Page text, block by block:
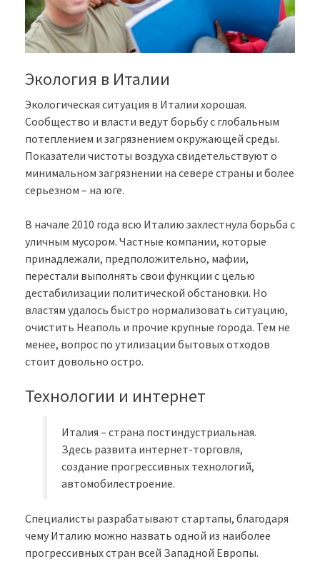
Экология в Италии
Экологическая ситуация в Италии хорошая.
Сообщество и власти ведут борьбу с глобальным
потеплением и загрязнением окружающей среды.
Показатели чистоты воздуха свидетельствуют о
минимальном загрязнении на севере страны и более
серьезном – на юге.
В начале 2010 года всю Италию захлестнула борьба с
уличным мусором. Частные компании, которые
принадлежали, предположительно, мафии,
перестали выполнять свои функции с целью
дестабилизации политической обстановки. Но
властям удалось быстро нормализовать ситуацию,
очистить Неаполь и прочие крупные города. Тем не
менее, вопрос по утилизации бытовых отходов
стоит довольно остро.
Технологии и интернет
Италия – страна постиндустриальная.
Здесь развита интернет-торговля,
создание прогрессивных технологий,
автомобилестроение.
Специалисты разрабатывают стартапы, благодаря
чему Италию можно назвать одной из наиболее
прогрессивных стран всей Западной Европы.